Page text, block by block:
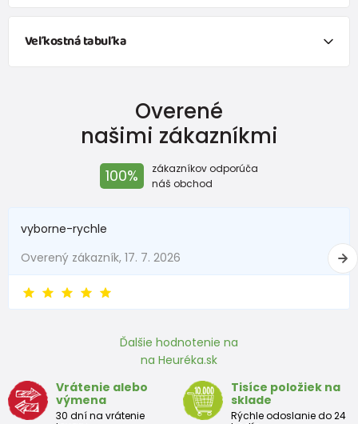
Veľkostná tabuľka
Výška (cm)
New Baby do 50 do 3,4
Do 1 mesiaca do 56 do 4,5
6 - 9 mesiace 68 -74 8 - 9,5
9 - 12 mesiace 74-80 9,5 - 11
Približná tabuľka veľkosti batoľaťa
Veľkosť
Výška
(cm)
Prsia
(cm)
Pás
(cm)
(cm)
Overené
našimi zákazníkmi
100%
zákazníkov odporúča
náš obchod
vyborne-rychle
Overený zákazník, 17. 7. 2026
Ďalšie hodnotenie na
na Heuréka.sk
Vrátenie alebo
výmena
30 dní na vrátenie
Tisíce položiek na
sklade
Rýchle odoslanie do 24